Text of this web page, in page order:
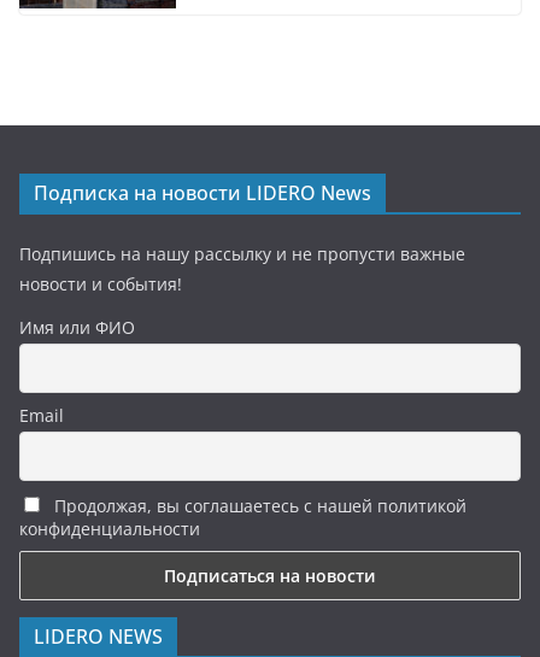
Подписка на новости LIDERO News
Подпишись на нашу рассылку и не пропусти важные
новости и события!
Имя или ФИО
Email
Продолжая, вы соглашаетесь с нашей политикой
конфиденциальности
LIDERO NEWS